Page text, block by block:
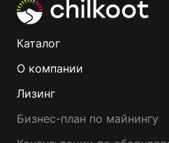
Каталог
О компании
Лизинг
Бизнес-план по майнингу